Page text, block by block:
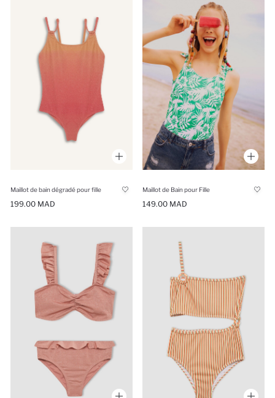
Maillot de bain dégradé pour fille
199.00 MAD
Maillot de Bain pour Fille
149.00 MAD